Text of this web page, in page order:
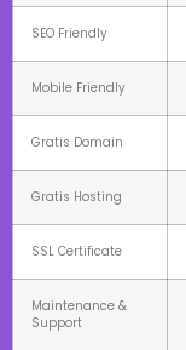
SEO Friendly
Mobile Friendly
Gratis Domain
Gratis Hosting
SSL Certificate
Maintenance &
Support